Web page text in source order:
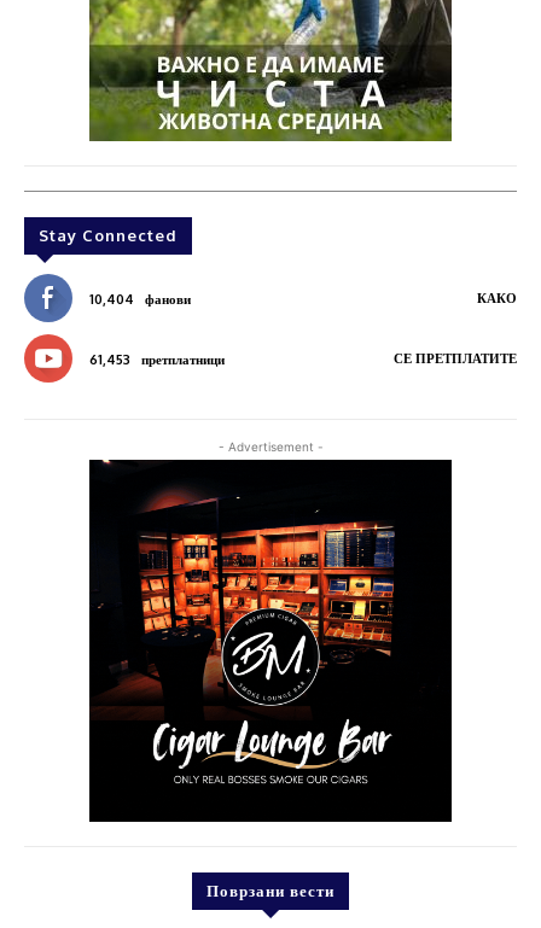
Stay Connected
10,404 фанови КАКО
61,453 претплатници СЕ ПРЕТПЛАТИТЕ
- Advertisement -
Поврзани вести